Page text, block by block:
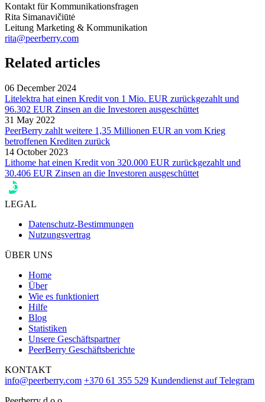
Kontakt für Kommunikationsfragen
Rita Simanavičiūtė
Leitung Marketing & Kommunikation
rita@peerberry.com
Related articles
06 December 2024
Litelektra hat einen Kredit von 1 Mio. EUR zurückgezahlt und
96.302 EUR Zinsen an die Investoren ausgeschüttet
31 May 2022
PeerBerry zahlt weitere 1,35 Millionen EUR an vom Krieg
betroffenen Krediten zurück
14 October 2023
Lithome hat einen Kredit von 320.000 EUR zurückgezahlt und
30.406 EUR Zinsen an die Investoren ausgeschüttet
LEGAL
Datenschutz-Bestimmungen
Nutzungsvertrag
ÜBER UNS
Home
Über
Wie es funktioniert
Hilfe
Blog
Statistiken
Unsere Geschäftspartner
PeerBerry Geschäftsberichte
KONTAKT
info@peerberry.com +370 61 355 529 Kundendienst auf Telegram